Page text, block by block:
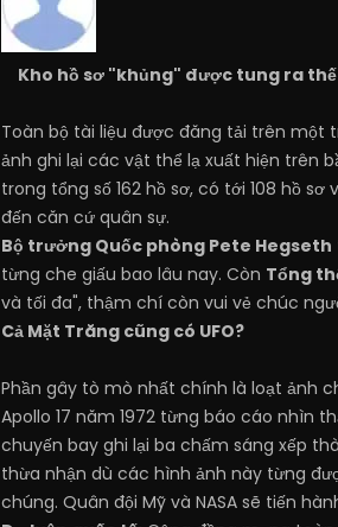
Kho hồ sơ "khủng" được tung ra
Toàn bộ tài liệu được đăng tải trên một
ảnh ghi lại các vật thể lạ xuất hiện trên
trong tổng số 162 hồ sơ, có tới 108 hồ
đến căn cứ quân sự.
Bộ trưởng Quốc phòng Pete Hegseth
từng che giấu bao lâu nay. Còn Tổng
và tối đa", thậm chí còn vui vẻ chúc
Cả Mặt Trăng cũng có UFO?
Phần gây tò mò nhất chính là loạt ảnh
Apollo 17 năm 1972 từng báo cáo nhìn
chuyến bay ghi lại ba chấm sáng xếp
thừa nhận dù các hình ảnh này từng
chúng. Quân đội Mỹ và NASA sẽ tiến